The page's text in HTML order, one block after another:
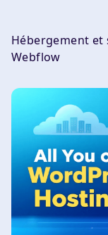
Hébergement et
Webflow